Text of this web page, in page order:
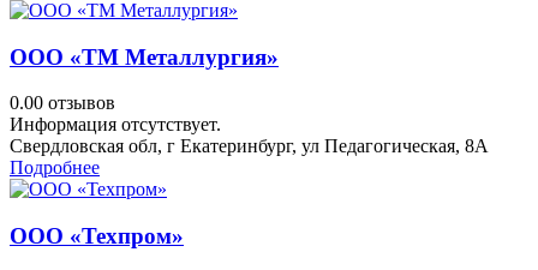
ООО «ТМ Металлургия»
0.00 отзывов
Информация отсутствует.
Свердловская обл, г Екатеринбург, ул Педагогическая, 8А
Подробнее
ООО «Техпром»